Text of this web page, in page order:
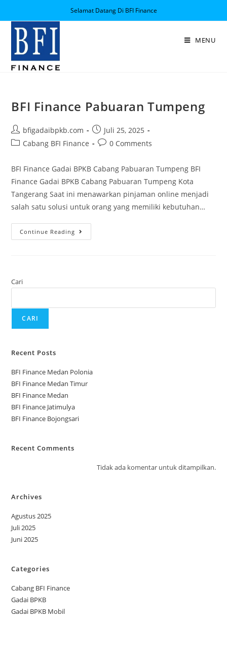
Selamat Datang Di BFI Finance
MENU
BFI Finance Pabuaran Tumpeng
bfigadaibpkb.com
Juli 25, 2025
Cabang BFI Finance
0 Comments
BFI Finance Gadai BPKB Cabang Pabuaran Tumpeng BFI
Finance Gadai BPKB Cabang Pabuaran Tumpeng Kota
Tangerang Saat ini menawarkan pinjaman online menjadi
salah satu solusi untuk orang yang memiliki kebutuhan…
Continue Reading
Cari
CARI
Recent Posts
BFI Finance Medan Polonia
BFI Finance Medan Timur
BFI Finance Medan
BFI Finance Jatimulya
BFI Finance Bojongsari
Recent Comments
Tidak ada komentar untuk ditampilkan.
Archives
Agustus 2025
Juli 2025
Juni 2025
Categories
Cabang BFI Finance
Gadai BPKB
Gadai BPKB Mobil